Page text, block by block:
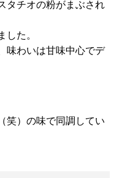
タチオの粉がまぶされ
た。
味わいは甘味中心でデ
笑）の味で同調してい